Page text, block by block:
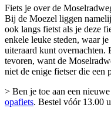
Fiets je over de
Bij de Moezel liggen
ook langs fietst als je deze
enkele leuke steden, waar
uiteraard kunt overnachten.
tevoren, want de
niet de enige fietser die een
> Ben je toe aan een
opafiets. Bestel vóór 13.00